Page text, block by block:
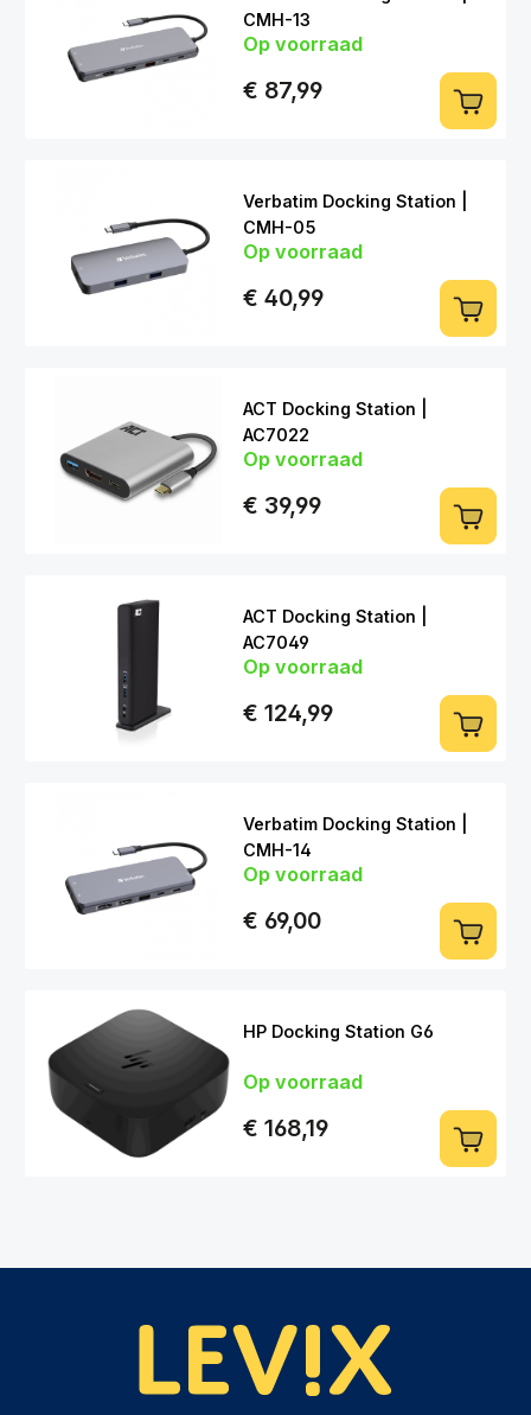
CMH-13
USB-C > HDMI | DP | LAN | USB-C |
Op voorraad
€ 87,99
Verbatim Docking Station |
CMH-05
USB-C > HDMI | LAN | USB-C | USB-
Op voorraad
€ 40,99
ACT Docking Station |
AC7022
USB-C > HDMI | USB-C | USB-A
Op voorraad
€ 39,99
ACT Docking Station |
AC7049
USB-C/A > HDMI | LAN | USB-C |
Op voorraad
€ 124,99
Verbatim Docking Station |
CMH-14
USB-C > HDMI | VGA | LAN | USB-C |
Op voorraad
€ 69,00
HP Docking Station G6
Op voorraad
€ 168,19